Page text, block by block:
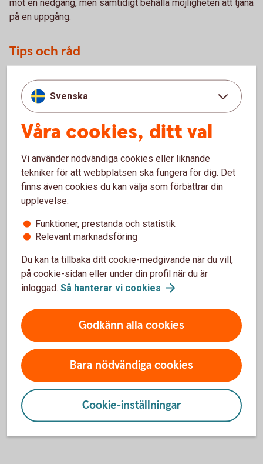
mot en nedgång, men samtidigt behålla möjligheten att tjäna
på en uppgång.
Tips och råd
Ett så kallat ramavtal för optionsaffärer tecknas med
banken.
Valutaoptionen kan under hela löptiden köpas och säljas
till marknadspris.
Innan du väljer en valutaoption är det viktigt att du
analyserar hur risken påverkar ditt företag. Kontakta oss
så hjälper vi dig med en lösning som passar dig bäst.
Pris
godkänna cookies för Funktioner, prestanda
och statistik.
Inställningar för cookies
Svenska
Våra cookies, ditt val
Vi använder nödvändiga cookies eller liknande
tekniker för att webbplatsen ska fungera för dig. Det
finns även cookies du kan välja som förbättrar din
upplevelse:
Funktioner, prestanda och statistik
Relevant marknadsföring
Du kan ta tillbaka ditt cookie-medgivande när du vill,
på cookie-sidan eller under din profil när du är
inloggad. Så hanterar vi cookies .
Godkänn alla cookies
Bara nödvändiga cookies
Cookie-inställningar